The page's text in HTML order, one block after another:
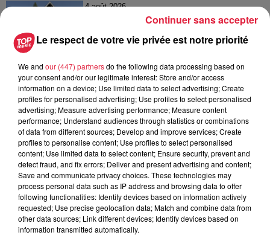
4 août 2026
Vélos d'occasion en Alsace : les
4 août 2026
Bischheim : disparition d’une
adolescente de 16 ans
À découvrir également
Le respect de votre vie privée est notre priorité
We and our (447) partnersdo the following data processing based on
your consent and/or our legitimate interest: Store and/or access
information on a device; Use limited data to select advertising; Create
profiles for personalised advertising; Use profiles to select personalised
advertising; Measure advertising performance; Measure content
performance; Understand audiences through statistics or combinations
of data from different sources; Develop and improve services; Create
profiles to personalise content; Use profiles to select personalised
content; Use limited data to select content; Ensure security, prevent and
detect fraud, and fix errors; Deliver and present advertising and content;
Save and communicate privacy choices. These technologies may
process personal data such as IP address and browsing data to offer
following functionalities: Identify devices based on information actively
requested; Use precise geolocation data; Match and combine data from
other data sources; Link different devices; Identify devices based on
information transmitted automatically.
Continuer sans accepter